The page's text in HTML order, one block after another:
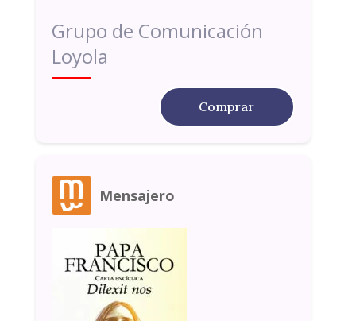
Grupo de Comunicación
Loyola
Comprar
Mensajero